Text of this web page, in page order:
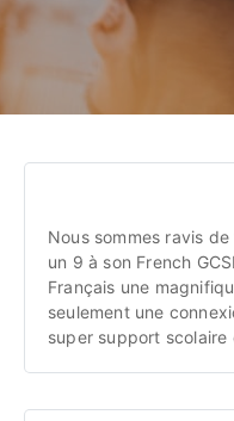
Nous sommes ravis
un 9 à son French
Français une
seulement une
super support scolaire